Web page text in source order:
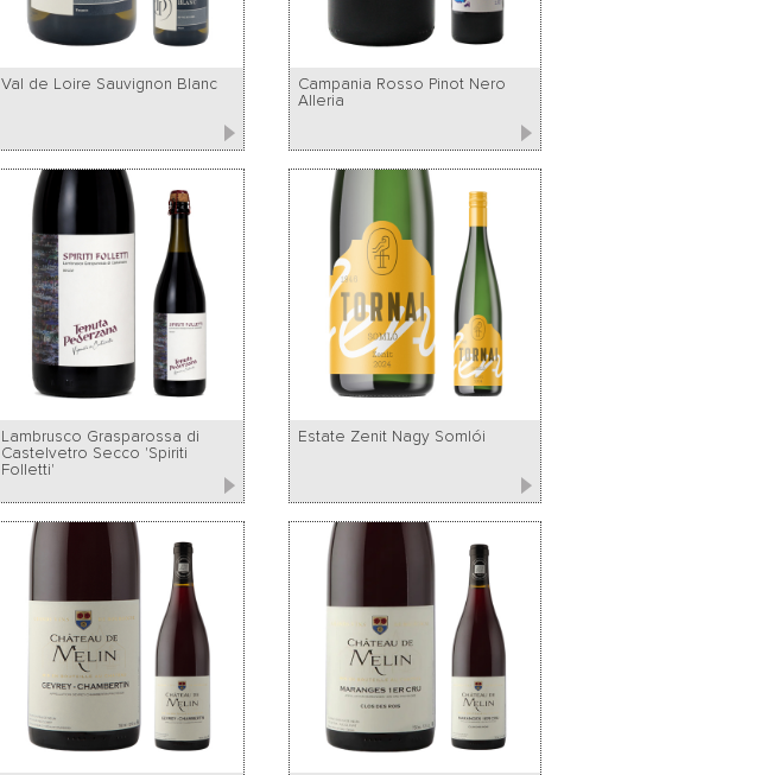
Val de Loire Sauvignon Blanc
Campania Rosso Pinot Nero
Alleria
Lambrusco Grasparossa di
Castelvetro Secco 'Spiriti
Folletti'
Estate Zenit Nagy Somlói